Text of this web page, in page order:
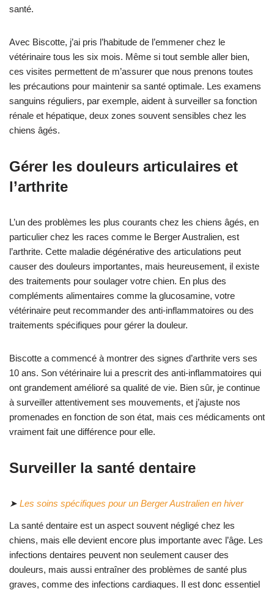
santé.
Avec Biscotte, j’ai pris l’habitude de l’emmener chez le
vétérinaire tous les six mois. Même si tout semble aller bien,
ces visites permettent de m’assurer que nous prenons toutes
les précautions pour maintenir sa santé optimale. Les examens
sanguins réguliers, par exemple, aident à surveiller sa fonction
rénale et hépatique, deux zones souvent sensibles chez les
chiens âgés.
Gérer les douleurs articulaires et
l’arthrite
L’un des problèmes les plus courants chez les chiens âgés, en
particulier chez les races comme le Berger Australien, est
l’arthrite. Cette maladie dégénérative des articulations peut
causer des douleurs importantes, mais heureusement, il existe
des traitements pour soulager votre chien. En plus des
compléments alimentaires comme la glucosamine, votre
vétérinaire peut recommander des anti-inflammatoires ou des
traitements spécifiques pour gérer la douleur.
Biscotte a commencé à montrer des signes d’arthrite vers ses
10 ans. Son vétérinaire lui a prescrit des anti-inflammatoires qui
ont grandement amélioré sa qualité de vie. Bien sûr, je continue
à surveiller attentivement ses mouvements, et j’ajuste nos
promenades en fonction de son état, mais ces médicaments ont
vraiment fait une différence pour elle.
Surveiller la santé dentaire
➤ Les soins spécifiques pour un Berger Australien en hiver
La santé dentaire est un aspect souvent négligé chez les
chiens, mais elle devient encore plus importante avec l’âge. Les
infections dentaires peuvent non seulement causer des
douleurs, mais aussi entraîner des problèmes de santé plus
graves, comme des infections cardiaques. Il est donc essentiel